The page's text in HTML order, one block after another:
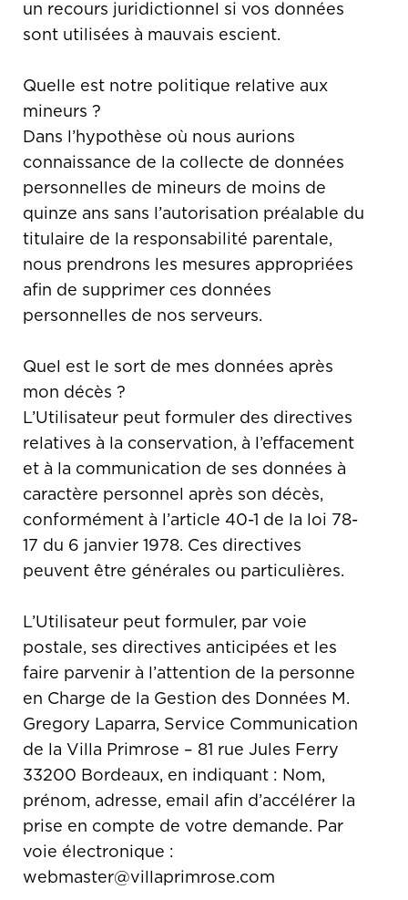
un recours juridictionnel si vos données
sont utilisées à mauvais escient.
Quelle est notre politique relative aux
mineurs ?
Dans l’hypothèse où nous aurions
connaissance de la collecte de données
personnelles de mineurs de moins de
quinze ans sans l’autorisation préalable du
titulaire de la responsabilité parentale,
nous prendrons les mesures appropriées
afin de supprimer ces données
personnelles de nos serveurs.
Quel est le sort de mes données après
mon décès ?
L’Utilisateur peut formuler des directives
relatives à la conservation, à l’effacement
et à la communication de ses données à
caractère personnel après son décès,
conformément à l’article 40-1 de la loi 78-
17 du 6 janvier 1978. Ces directives
peuvent être générales ou particulières.
L’Utilisateur peut formuler, par voie
postale, ses directives anticipées et les
faire parvenir à l’attention de la personne
en Charge de la Gestion des Données M.
Gregory Laparra, Service Communication
de la Villa Primrose – 81 rue Jules Ferry
33200 Bordeaux, en indiquant : Nom,
prénom, adresse, email afin d’accélérer la
prise en compte de votre demande. Par
voie électronique :
webmaster@villaprimrose.com